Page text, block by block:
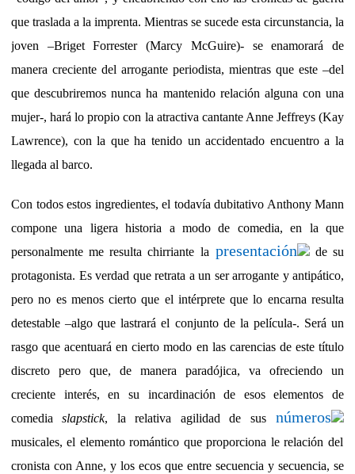
que traslada a la imprenta. Mientras se sucede esta circunstancia, la
joven –Briget Forrester (Marcy McGuire)- se enamorará de
manera creciente del arrogante periodista, mientras que este –del
que descubriremos nunca ha mantenido relación alguna con una
mujer-, hará lo propio con la atractiva cantante Anne Jeffreys (Kay
Lawrence), con la que ha tenido un accidentado encuentro a la
llegada al barco.
Con todos estos ingredientes, el todavía dubitativo Anthony Mann
compone una ligera historia a modo de comedia, en la que
personalmente me resulta chirriante la presentación
de su
protagonista. Es verdad que retrata a un ser arrogante y antipático,
pero no es menos cierto que el intérprete que lo encarna resulta
detestable –algo que lastrará el conjunto de la película-. Será un
rasgo que acentuará en cierto modo en las carencias de este título
discreto pero que, de manera paradójica, va ofreciendo un
creciente interés, en su incardinación de esos elementos de
comediaslapstick, la relativa agilidad de susnúmeros
musicales, el elemento romántico que proporciona le relación del
cronista con Anne, y los ecos que entre secuencia y secuencia, se